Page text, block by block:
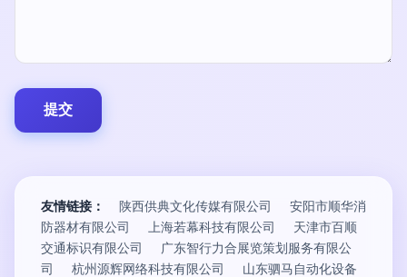
友情链接： 陕西供典文化传媒有限公司
安阳市顺华消
防器材有限公司
上海若幕科技有限公司
天津市百顺
交通标识有限公司
广东智行力合展览策划服务有限公
司
杭州源辉网络科技有限公司
山东驷马自动化设备